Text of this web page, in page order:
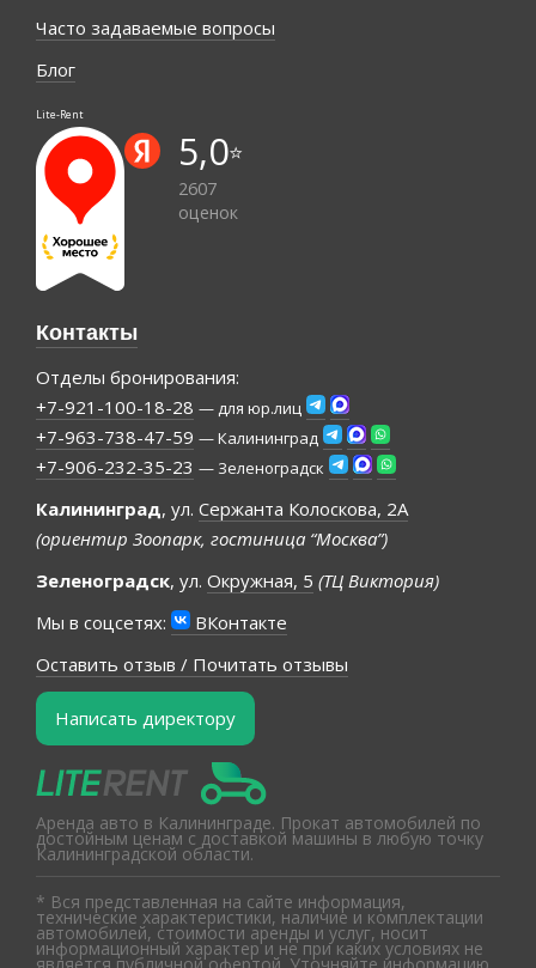
Часто задаваемые вопросы
Блог
Lite-Rent
5,0⭐️
2607
оценок
Контакты
Отделы бронирования:
+7-921-100-18-28 — для юр.лиц
+7-963-738-47-59 — Калининград
+7-906-232-35-23 — Зеленоградск
Калининград, ул. Сержанта Колоскова, 2А
(ориентир Зоопарк, гостиница “Москва”)
Зеленоградск, ул. Окружная, 5 (ТЦ Виктория)
Мы в соцсетях:
ВКонтакте
Оставить отзыв / Почитать отзывы
Написать директору
Аренда авто в Калининграде. Прокат автомобилей по
достойным ценам с доставкой машины в любую точку
Калининградской области.
* Вся представленная на сайте информация,
технические характеристики, наличие и комплектации
автомобилей, стоимости аренды и услуг, носит
информационный характер и не при каких условиях не